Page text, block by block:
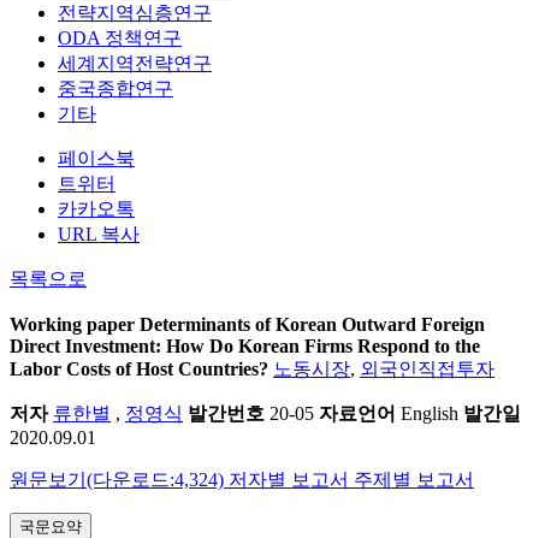
전략지역심층연구
ODA 정책연구
세계지역전략연구
중국종합연구
기타
페이스북
트위터
카카오톡
URL 복사
목록으로
Working paper Determinants of Korean Outward Foreign
Direct Investment: How Do Korean Firms Respond to the
Labor Costs of Host Countries? 노동시장, 외국인직접투자
저자 류한별 , 정영식 발간번호 20-05 자료언어 English 발간일
2020.09.01
원문보기(다운로드:4,324) 저자별 보고서 주제별 보고서
국문요약